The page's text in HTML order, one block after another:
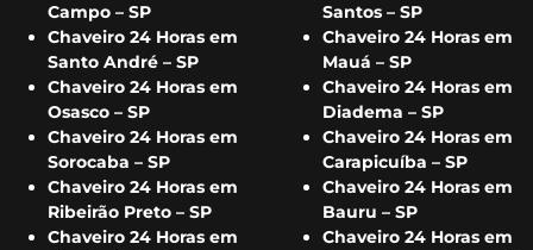
Campo – SP
Chaveiro 24 Horas em
Santo André – SP
Chaveiro 24 Horas em
Osasco – SP
Chaveiro 24 Horas em
Sorocaba – SP
Chaveiro 24 Horas em
Ribeirão Preto – SP
Chaveiro 24 Horas em
Santos – SP
Chaveiro 24 Horas em
Mauá – SP
Chaveiro 24 Horas em
Diadema – SP
Chaveiro 24 Horas em
Carapicuíba – SP
Chaveiro 24 Horas em
Bauru – SP
Chaveiro 24 Horas em